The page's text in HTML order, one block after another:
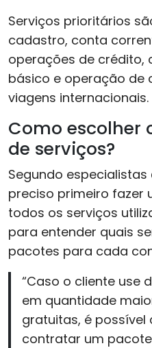
Serviços prioritários
cadastro, conta
operações de crédito,
básico e operação de
viagens internacionais.
Como escolher
de serviços?
Segundo
preciso primeiro fazer
todos os serviços
para entender quais
pacotes para cada
“Caso o cliente use
em quantidade
gratuitas, é possível
contratar um